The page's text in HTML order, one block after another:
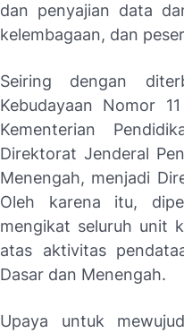
dan penyajian data
kelembagaan, dan
Seiring dengan
Kebudayaan Nomor
Kementerian
Direktorat Jenderal
Menengah, menjadi
Oleh karena itu,
mengikat seluruh unit
atas aktivitas
Dasar dan Menengah.
Upaya untuk